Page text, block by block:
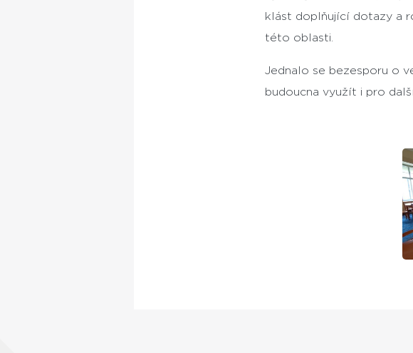
klást doplňující dotazy a
této oblasti.
Jednalo se bezesporu o
budoucna využít i pro